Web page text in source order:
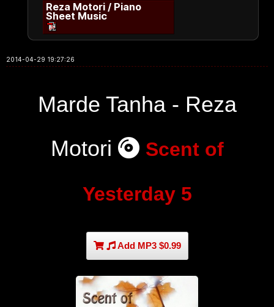
Reza Motori / Piano
Sheet Music
2014-04-29 19:27:26
Marde Tanha - Reza
Motori
Scent of
Yesterday 5
Add MP3 $0.99